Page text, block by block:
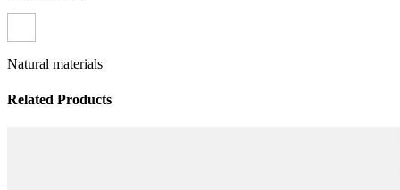
Natural materials
Related Products